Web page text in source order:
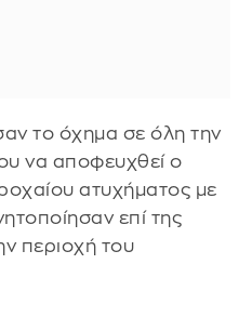
το όχημα σε όλη την
να αποφευχθεί ο
ατυχήματος με
επί της
περιοχή του